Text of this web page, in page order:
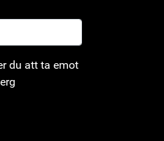
du att ta emot